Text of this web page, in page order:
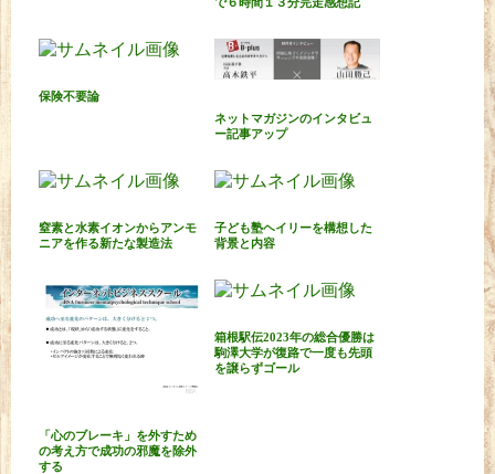
保険不要論
ネットマガジンのインタビュ
ー記事アップ
窒素と水素イオンからアンモ
ニアを作る新たな製造法
子ども塾ヘイリーを構想した
背景と内容
「心のブレーキ」を外すため
の考え方で成功の邪魔を除外
する
箱根駅伝2023年の総合優勝は
駒澤大学が復路で一度も先頭
を譲らずゴール